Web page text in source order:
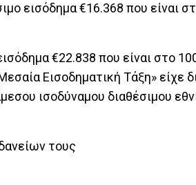
εισόδημα €16.368 που είναι
€22.838 που είναι στο
Εισοδηματική Τάξη» είχε
ισοδύναμου διαθέσιμου
τους